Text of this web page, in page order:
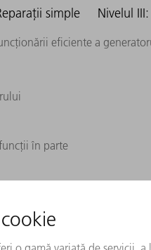
eficiente a
în parte
simple
de întreținere și
Nivelul